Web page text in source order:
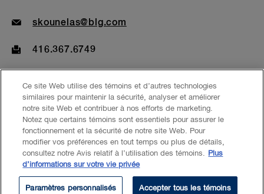
Emailskounelas@blg.com
Fax416.367.6749
EXPERTISE
Ce site Web utilise des témoins et d’autres technologies
similaires pour maintenir la sécurité, analyser et améliorer
notre site Web et contribuer à nos efforts de marketing.
Notez que certains témoins sont essentiels pour assurer le
fonctionnement et la sécurité de notre site Web. Pour
modifier vos préférences en tout temps ou plus de détails,
consultez notre Avis relatif à l’utilisation des témoins.
Plus
d’informations sur votre vie privée
Paramètres personnalisés Accepter tous les témoins